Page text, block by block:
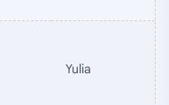
Yulia